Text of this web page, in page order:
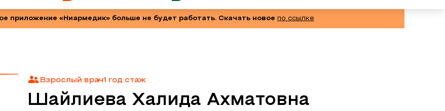
приложение «Ниармедик» больше не будет работать. Скачать новое по ссылке
Взрослый врач1 год стаж
Шайлиева Халида Ахматовна